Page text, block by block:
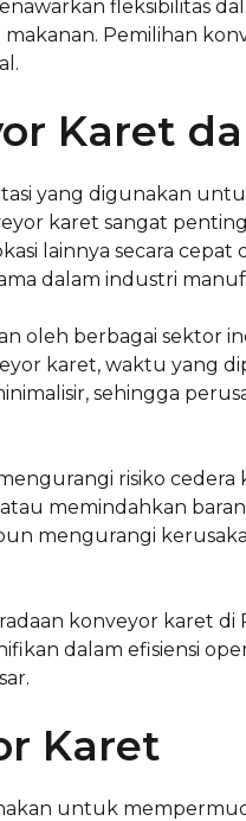
fleksibilitas
Pemilihan
Karet
yang digunakan
karet sangat
lainnya secara
dalam industri
oleh berbagai sektor
karet, waktu yang
sehingga
risiko cedera
memindahkan
mengurangi
konveyor karet di
dalam efisiensi
Karet
untuk